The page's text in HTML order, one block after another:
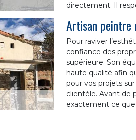
directement. Il
Artisan peintre
Pour raviver
confiance des
supérieure. Son
haute qualité afin
pour vos projets
clientèle. Avant de
exactement ce